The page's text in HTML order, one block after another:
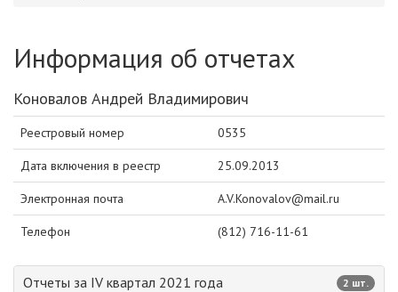
Информация об отчетах
Коновалов Андрей Владимирович
Реестровый номер 0535
Дата включения в реестр 25.09.2013
Электронная почта A.V.Konovalov@mail.ru
Телефон (812) 716-11-61
Отчеты за IV квартал 2021 года 2 шт.